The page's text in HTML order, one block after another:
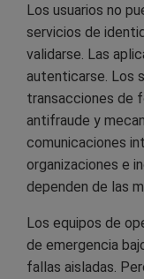
Los usuarios no
servicios de
validarse. Las
autenticarse. Los
transacciones de
antifraude y
comunicaciones
organizaciones e
dependen de las
Los equipos de
de emergencia
fallas aisladas.